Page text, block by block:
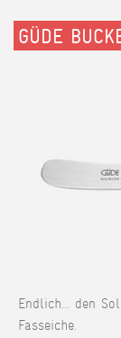
GÜDE
Endlich... den
Fasseiche.